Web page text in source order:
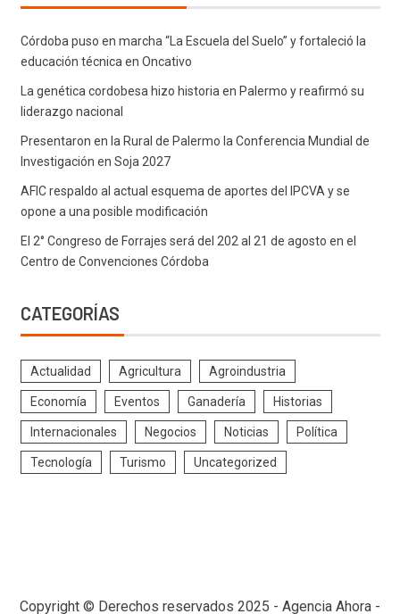
Córdoba puso en marcha “La Escuela del Suelo” y fortaleció la
educación técnica en Oncativo
La genética cordobesa hizo historia en Palermo y reafirmó su
liderazgo nacional
Presentaron en la Rural de Palermo la Conferencia Mundial de
Investigación en Soja 2027
AFIC respaldo al actual esquema de aportes del IPCVA y se
opone a una posible modificación
El 2° Congreso de Forrajes será del 202 al 21 de agosto en el
Centro de Convenciones Córdoba
CATEGORÍAS
Actualidad Agricultura Agroindustria
Economía Eventos Ganadería Historias
Internacionales Negocios Noticias Política
Tecnología Turismo Uncategorized
Copyright © Derechos reservados 2025 - Agencia Ahora -